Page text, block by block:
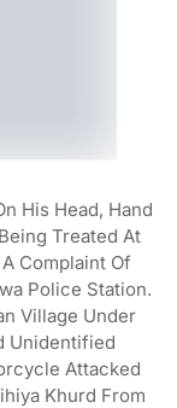
His Head, Hand
Treated At
Complaint Of
Police Station.
Village Under
Unidentified
Attacked
Khurd From